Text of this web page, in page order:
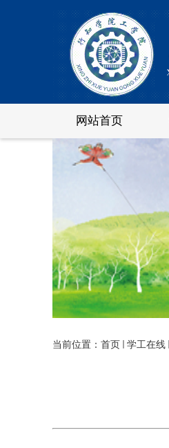
网站首页
当前位置： 首页 学工在线